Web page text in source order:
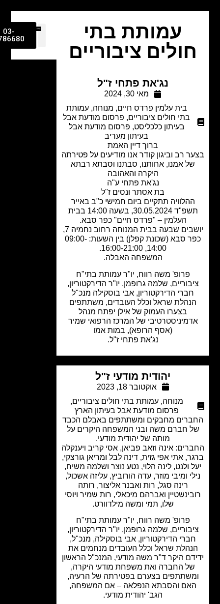
עמותת בתי
ציבוריים
נג'את פתחי ז"ל
מאי 30, 2024
בית עלמין פרדס חיים,מנוחה, עמותת
בתי חולים ציבוריים,פרסום מודעת אבל
בעיתון כלכליסט,פרסום מודעת אבל
בעיתון מעריב
ברוך דיין האמת
רב וביגון קודר אנו מודיעים על פטירתה
אמנו, אחותנו, סבתנו וסבתא רבתא
היקרה והאהובה
נג'את פתחי ע"ה
בת אסתר ונסים ז"ל
ההלוויה תתקיים ביום חמישי כ"ב באייר
תשפ"ד 30.05.2024, בשעה 14:00 בבית
העלמין – "פרדס חיים" כפר סבא.
יושבים שבעה בבית המנוחה רחוב נחמיה 7,
כפר סבא (שכונת קפלן) בין השעות: 09:00-
המשפחה האבלה.
פרופ' משה רווח, יו"ר עמותת בתי"ח
שלמה גרופמן, יו"ר הדירקטוריון,
חברי הדירקטוריון, אבי בוסקילה מנכ"ל
שראל וכלל העובדים, משתתפים
בצערו העמוק של אילן יפתח מנהל
של המרכז הרפואי שמיר
(אסף הרופא), במות אמו
נג'את פתחי ז"ל.
יהודית מודעי ז"ל
אוקטובר 18, 2023
מנוחה
עמותת בתי חולים ציבוריים,
פרסום מודעת אבל בעיתון הארץ
מחבקים ומשתתפים באבלם הכבד
חברם משה ובני המשפחה היקרים על
מותה של יהודית מודעי.
אינה וזאב פביאן, אסי קריב ויענקלה
אתי אפי גזית, דינה לבל ומריאן גורצקי,
ולנט, לינה הלוי, נטע נוצר ושלמה משיח,
ומיבי מוזר, עדה הורוביץ, עליזה אשכול,
רינה סגל, רות ואבנר אליצור, רותה
ואברהם מיכאלי, רות שמיר ויוסי
שלו, תמי ומשה מילדוורט.
פרופ' משה רווח, יו"ר עמותת בתי"ח
שלמה גרופמן, יו"ר הדירקטוריון,
הדירקטוריון, אבי בוסקילה, מנכ"ל,
שראל וכלל העובדים מנחמים את
היקר ד"ר משה מודעי, המנכ"ל הראשון
החברה ואת משפחת מודעי היקרה,
בצערם בפטירתה של הרעיה,
והסבתא הנפלאה – אם המשפחה,
הגב' יהודית מודעי.
03-
9786680